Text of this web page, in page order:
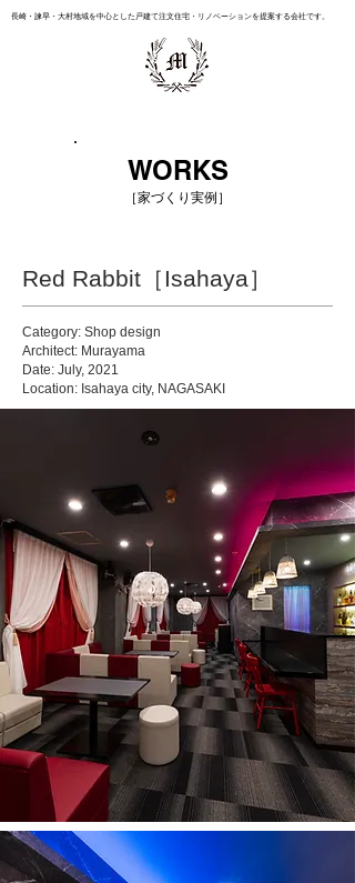
長崎・諫早・大村地域を中心とした戸建て注文住宅・リノベーションを提案する会社です。
WORKS
［家づくり実例］
Red Rabbit［Isahaya］
Category: Shop design
Architect: Murayama
Date: July, 2021
Location: Isahaya city, NAGASAKI